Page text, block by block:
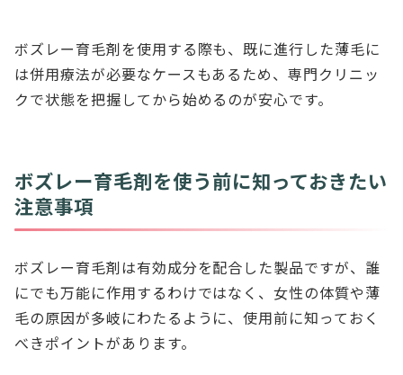
ボズレー育毛剤を使用する際も、既に進行した薄毛に
は併用療法が必要なケースもあるため、専門クリニッ
クで状態を把握してから始めるのが安心です。
ボズレー育毛剤を使う前に知っておきたい
注意事項
ボズレー育毛剤は有効成分を配合した製品ですが、誰
にでも万能に作用するわけではなく、女性の体質や薄
毛の原因が多岐にわたるように、使用前に知っておく
べきポイントがあります。